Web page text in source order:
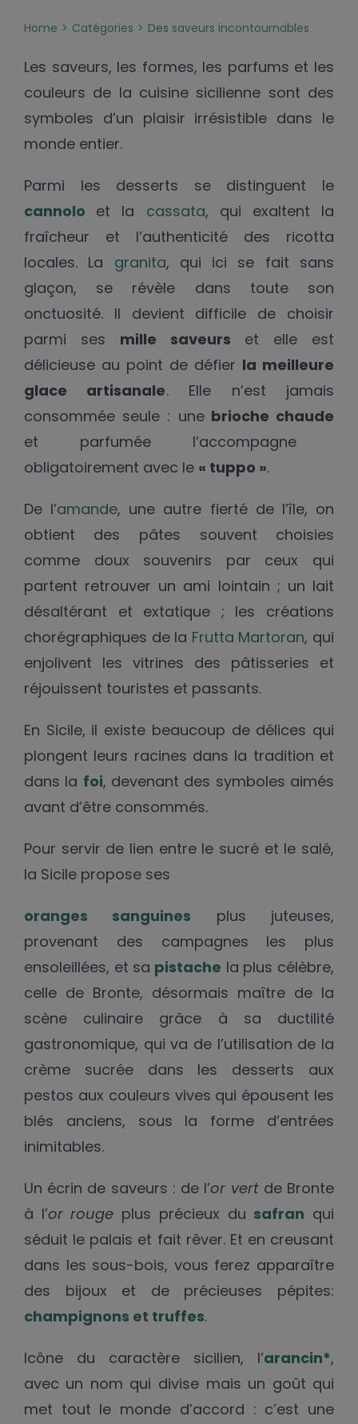
Home Catégories Des saveurs incontournables
Les saveurs, les formes, les parfums et les
couleurs de la cuisine sicilienne sont des
symboles d’un plaisir irrésistible dans le
monde entier.
Parmi les desserts se distinguent le
cannolo et la cassata, qui exaltent la
fraîcheur et l’authenticité des ricotta
locales. La granita, qui ici se fait sans
glaçon, se révèle dans toute son
onctuosité. Il devient difficile de choisir
parmi ses mille saveurs et elle est
délicieuse au point de défier la meilleure
glace artisanale. Elle n’est jamais
consommée seule : unebrioche chaude
et parfumée l’accompagne
obligatoirement avec le « tuppo ».
Del’amande, une autre fierté de l’île, on
obtient des pâtes souvent choisies
comme doux souvenirs par ceux qui
partent retrouver un ami lointain ; un lait
désaltérant et extatique ; les créations
chorégraphiques de la Frutta Martoran, qui
enjolivent les vitrines des pâtisseries et
réjouissent touristes et passants.
En Sicile, il existe beaucoup de délices qui
plongent leurs racines dans la tradition et
dans la foi, devenant des symboles aimés
avant d’être consommés.
Pour servir de lien entre le sucré et le salé,
la Sicile propose ses
oranges sanguines plus juteuses,
provenant des campagnes les plus
ensoleillées, et sa pistache la plus célèbre,
celle de Bronte, désormais maître de la
scène culinaire grâce à sa ductilité
gastronomique, qui va de l’utilisation de la
crème sucrée dans les desserts aux
pestos aux couleurs vives qui épousent les
blés anciens, sous la forme d’entrées
inimitables.
Un écrin de saveurs : de l’or vertde Bronte
à l’or rouge plus précieux du safran qui
séduit le palais et fait rêver. Et en creusant
dans les sous-bois, vous ferez apparaître
des bijoux et de précieuses pépites:
champignons et truffes.
Icône du caractère sicilien, l’arancin*,
avec un nom qui divise mais un goût qui
met tout le monde d’accord : c’est une